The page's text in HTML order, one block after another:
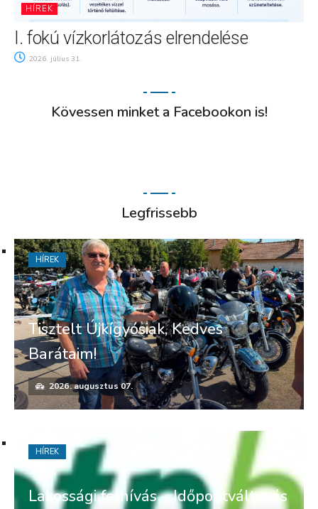
HÍREK
I. fokú vízkorlátozás elrendelése
2026. július 31.
Kövessen minket a Facebookon is!
Legfrissebb
Tisztelt Újkígyósiak, Kedves
Barátaim!
2026. augusztus 07.
HÍREK
Lakossági felhívás – Időpontváltozás
HÍREK